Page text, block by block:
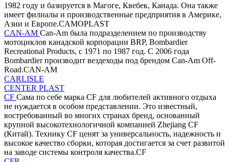
1982 году и базируется в Магоге, Квебек, Канада. Она также
имеет филиалы и производственные предприятия в Америке,
Азии и Европе.CAMOPLAST
CAN-AM Can-Am была подразделением по производству
мотоциклов канадской корпорации BRP, Bombardier
Recreational Products, с 1971 по 1987 год. С 2006 года
Bombardier производит вездеходы под брендом Can-Am Off-
Road.CAN-AM
CARLISLE
CENTER PLAST
CF Сама по себе марка CF для любителей активного отдыха
не нуждается в особом представлении. Это известный,
востребованный во многих странах бренд, основанный
крупной высокотехнологичной компанией Zhejiang CF
(Китай). Технику CF ценят за универсальность, надежность и
высокое качество сборки, которая достигается за счет развитой
на заводе системы контроля качества.CF